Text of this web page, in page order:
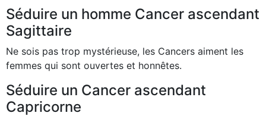
Séduire un homme Cancer ascendant
Sagittaire
Ne sois pas trop mystérieuse, les Cancers aiment les
femmes qui sont ouvertes et honnêtes.
Séduire un Cancer ascendant
Capricorne